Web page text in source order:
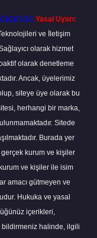
Yasal Uyarı:
ve İletişim
olarak hizmet
olarak denetleme
Ancak, üyelerimiz
siteye üye olarak bu
herhangi bir marka,
Sitede
Burada yer
kurum ve kişiler
ve kişiler ile isim
amacı gütmeyen ve
Hukuka ve yasal
içerikleri,
bildirmeniz halinde, ilgili